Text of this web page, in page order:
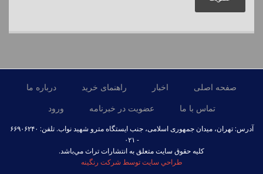
صفحه اصلی اخبار راهنمای خرید
درباره ما
تماس با ما
عضویت در خبرنامه ورود
آدرس: تهران، میدان جمهوری اسلامی، جنب ایستگاه مترو شهید نواب. تلفن: ۶۶۹۰۶۲۴۰
- ۰۲۱
کليه حقوق سايت متعلق به انتشارات تراث مي‌باشد.
طراحي سايت توسط شرکت رنگينه